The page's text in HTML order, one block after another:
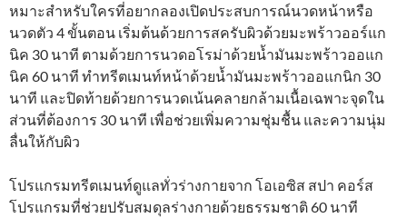
หมาะสำหรับใครที่อยากลองเปิดประสบการณ์นวดหน้าหรือ
นวดตัว 4 ขั้นตอน เริ่มต้นด้วยการสครับผิวด้วยมะพร้าวออร์แก
นิค 30 นาที ตามด้วยการนวดอโรม่าด้วยน้ำมันมะพร้าวออแก
นิค 60 นาที ทำทรีตเมนท์หน้าด้วยน้ำมันมะพร้าวออแกนิก 30
นาที และปิดท้ายด้วยการนวดเน้นคลายกล้ามเนื้อเฉพาะจุดใน
ส่วนที่ต้องการ 30 นาที เพื่อช่วยเพิ่มความชุ่มชื้น และความนุ่ม
ลื่นให้กับผิว
โปรแกรมทรีตเมนท์ดูแลทั่วร่างกายจาก โอเอซิส สปา คอร์ส
โปรแกรมที่ช่วยปรับสมดุลร่างกายด้วยธรรมชาติ 60 นาที